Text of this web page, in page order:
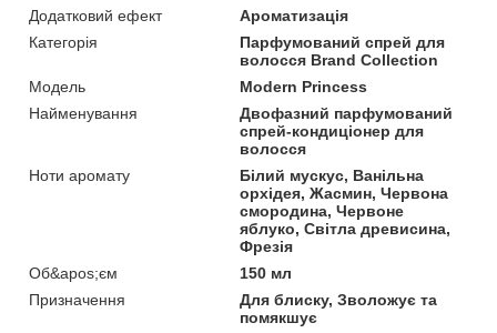
Додатковий ефект
Ароматизація
Категорія
Парфумований спрей для
волосся Brand Collection
Мoдель
Modern Princess
Найменування
Двофазний парфумований
спрей-кондиціонер для
волосся
Ноти аромату
Білий мускус, Ванільна
орхідея, Жасмин, Червона
смородина, Червоне
яблуко, Світла древисина,
Фрезія
Об&apos;єм
150 мл
Призначення
Для блиску, Зволожує та
помякшує